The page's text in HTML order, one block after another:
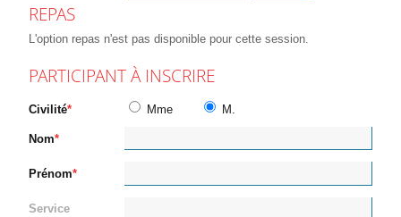
REPAS
L'option repas n'est pas disponible pour cette session.
PARTICIPANT À INSCRIRE
Civilité Mme M.
Nom
Prénom
Service